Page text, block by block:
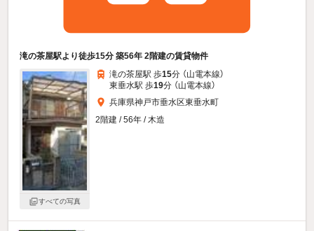
滝の茶屋駅より徒歩15分 築56年 2階建の賃貸物件
すべての写真
滝の茶屋駅 歩15分 （山電本線）
東垂水駅 歩19分 （山電本線）
兵庫県神戸市垂水区東垂水町
2階建 / 56年 / 木造